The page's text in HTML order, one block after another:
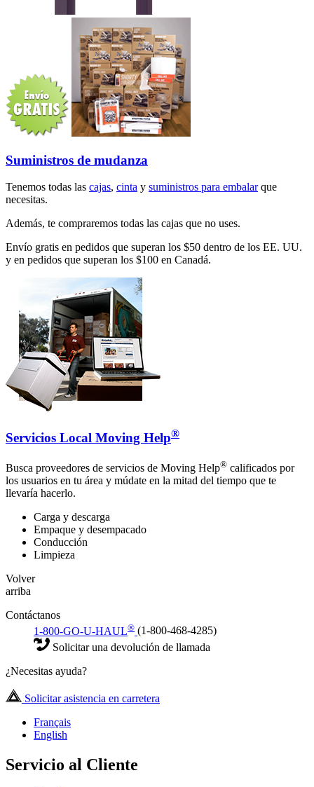
Suministros de mudanza
Tenemos todas las cajas, cinta y suministros para embalarque
necesitas.
Además, te compraremos todas las cajas que no uses.
Envío gratis en pedidos que superan los $50 dentro de los EE. UU.
y en pedidos que superan los $100 en Canadá.
Servicios Local Moving Help®
Busca proveedores de servicios de Moving Help® calificados por
los usuarios en tu área y múdate en la mitad del tiempo que te
llevaría hacerlo.
Carga y descarga
Empaque y desempacado
Conducción
Limpieza
Volver
arriba
Contáctanos
1-800-GO-U-HAUL® (1-800-468-4285)
Solicitar una devolución de llamada
¿Necesitas ayuda?
Solicitar asistencia en carretera
Français
English
Servicio al Cliente